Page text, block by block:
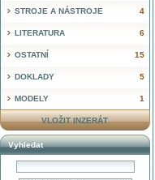
4
STROJE A NÁSTROJE
6
LITERATURA
15
OSTATNÍ
5
DOKLADY
1
MODELY
VLOŽIT INZERÁT
Vyhledat